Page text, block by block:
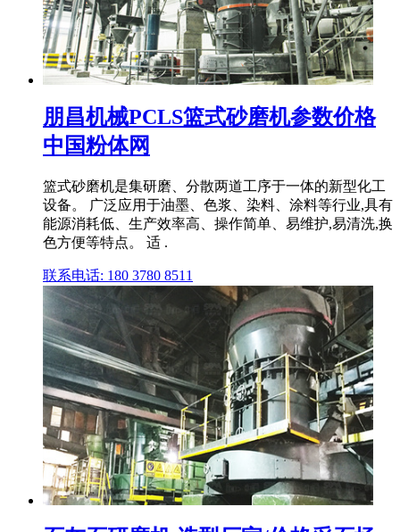
朋昌机械PCLS篮式砂磨机参数价格
中国粉体网
篮式砂磨机是集研磨、分散两道工序于一体的新型化工
设备。 广泛应用于油墨、色浆、染料、涂料等行业,具有
能源消耗低、生产效率高、操作简单、易维护,易清洗,换
色方便等特点。 适 .
联系电话: 180 3780 8511